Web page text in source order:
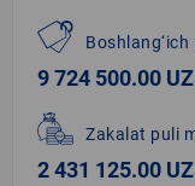
Boshlang‘ich
9 724 500.00
Zakalat puli
2 431 125.00